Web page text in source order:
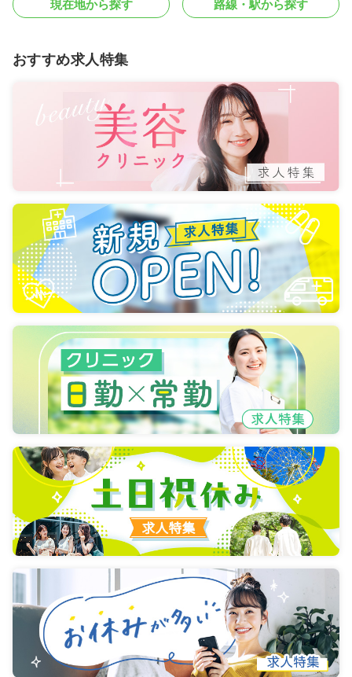
現在地から探す 路線・駅から探す
おすすめ求人特集